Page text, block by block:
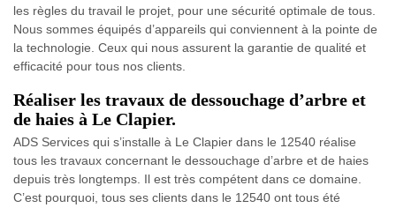
les règles du travail le projet, pour une sécurité optimale de tous.
Nous sommes équipés d’appareils qui conviennent à la pointe de
la technologie. Ceux qui nous assurent la garantie de qualité et
efficacité pour tous nos clients.
Réaliser les travaux de dessouchage d’arbre et
de haies à Le Clapier.
ADS Services qui s’installe à Le Clapier dans le 12540 réalise
tous les travaux concernant le dessouchage d’arbre et de haies
depuis très longtemps. Il est très compétent dans ce domaine.
C’est pourquoi, tous ses clients dans le 12540 ont tous été